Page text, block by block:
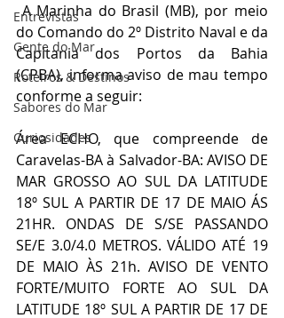
Entrevistas
Gente do Mar
Roteiros & Destinos
Sabores do Mar
Curiosidades
A Marinha do Brasil (MB), por meio
do Comando do 2º Distrito Naval e da
Capitania dos Portos da Bahia
(CPBA), informa aviso de mau tempo
conforme a seguir:
Área ECHO, que compreende de
Caravelas-BA à Salvador-BA: AVISO DE
MAR GROSSO AO SUL DA LATITUDE
18º SUL A PARTIR DE 17 DE MAIO ÁS
21HR. ONDAS DE S/SE PASSANDO
SE/E 3.0/4.0 METROS. VÁLIDO ATÉ 19
DE MAIO ÀS 21h. AVISO DE VENTO
FORTE/MUITO FORTE AO SUL DA
LATITUDE 18º SUL A PARTIR DE 17 DE